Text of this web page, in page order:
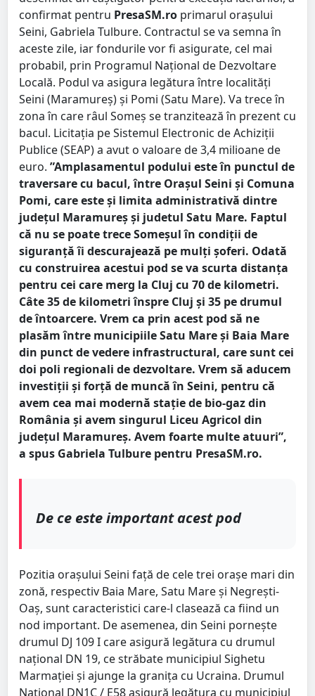
confirmat pentru PresaSM.ro primarul orașului
Seini, Gabriela Tulbure. Contractul se va semna în
aceste zile, iar fondurile vor fi asigurate, cel mai
probabil, prin Programul Național de Dezvoltare
Locală. Podul va asigura legătura între localități
Seini (Maramureș) și Pomi (Satu Mare). Va trece în
zona în care râul Someș se tranzitează în prezent cu
bacul. Licitația pe Sistemul Electronic de Achiziții
Publice (SEAP) a avut o valoare de 3,4 milioane de
euro. ”Amplasamentul podului este în punctul de
traversare cu bacul, între Orașul Seini și Comuna
Pomi, care este și limita administrativă dintre
județul Maramureș și judetul Satu Mare. Faptul
că nu se poate trece Someșul în condiții de
siguranță îi descurajează pe mulți șoferi. Odată
cu construirea acestui pod se va scurta distanța
pentru cei care merg la Cluj cu 70 de kilometri.
Câte 35 de kilometri înspre Cluj și 35 pe drumul
de întoarcere. Vrem ca prin acest pod să ne
plasăm între municipiile Satu Mare și Baia Mare
din punct de vedere infrastructural, care sunt cei
doi poli regionali de dezvoltare. Vrem să aducem
investiții și forță de muncă în Seini, pentru că
avem cea mai modernă stație de bio-gaz din
România și avem singurul Liceu Agricol din
județul Maramureș. Avem foarte multe atuuri”,
a spus Gabriela Tulbure pentru PresaSM.ro.
De ce este important acest pod
Pozitia orașului Seini față de cele trei orașe mari din
zonă, respectiv Baia Mare, Satu Mare și Negrești-
Oaș, sunt caracteristici care-l clasează ca fiind un
nod important. De asemenea, din Seini pornește
drumul DJ 109 I care asigură legătura cu drumul
național DN 19, ce străbate municipiul Sighetu
Marmației și ajunge la granița cu Ucraina. Drumul
Național DN1C / E58 asigură legătura cu municipiul